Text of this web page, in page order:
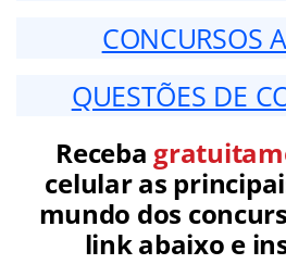
CONCURSOS
QUESTÕES DE
Receba
celular as
mundo dos
link abaixo e